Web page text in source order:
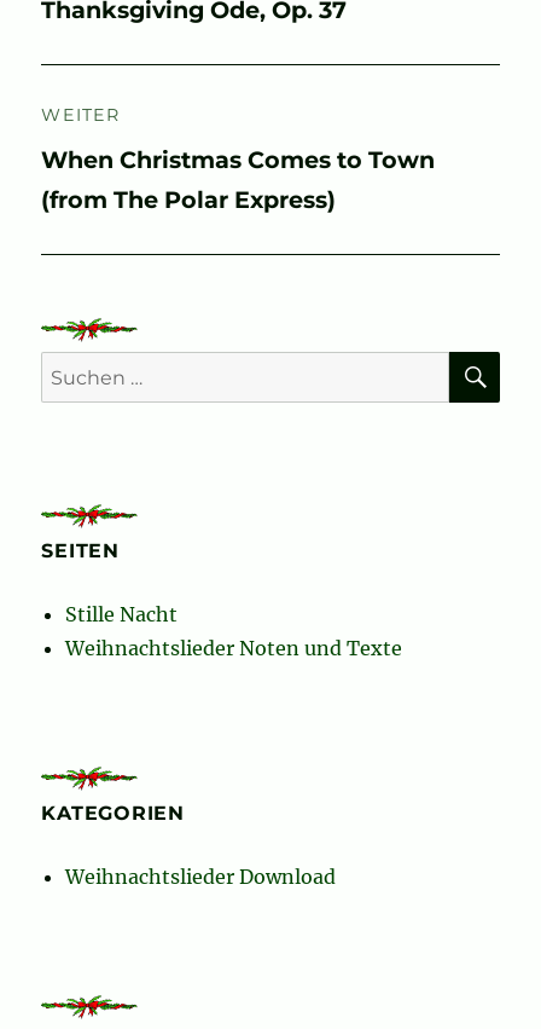
Vorheriger
Thanksgiving Ode, Op. 37
WEITER
Nächster
Beitrag:
When Christmas Comes to Town
(from The Polar Express)
Suchen
nach:
SEITEN
Stille Nacht
Weihnachtslieder Noten und Texte
KATEGORIEN
Weihnachtslieder Download